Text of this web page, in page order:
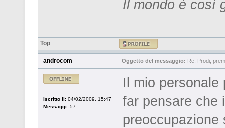
Il mondo è così
Top
androcom Oggetto del messaggio: Re: Prodi,
Iscritto il: 04/02/2009, 15:47
Messaggi: 57
Il mio personale
far pensare che
preoccupazione